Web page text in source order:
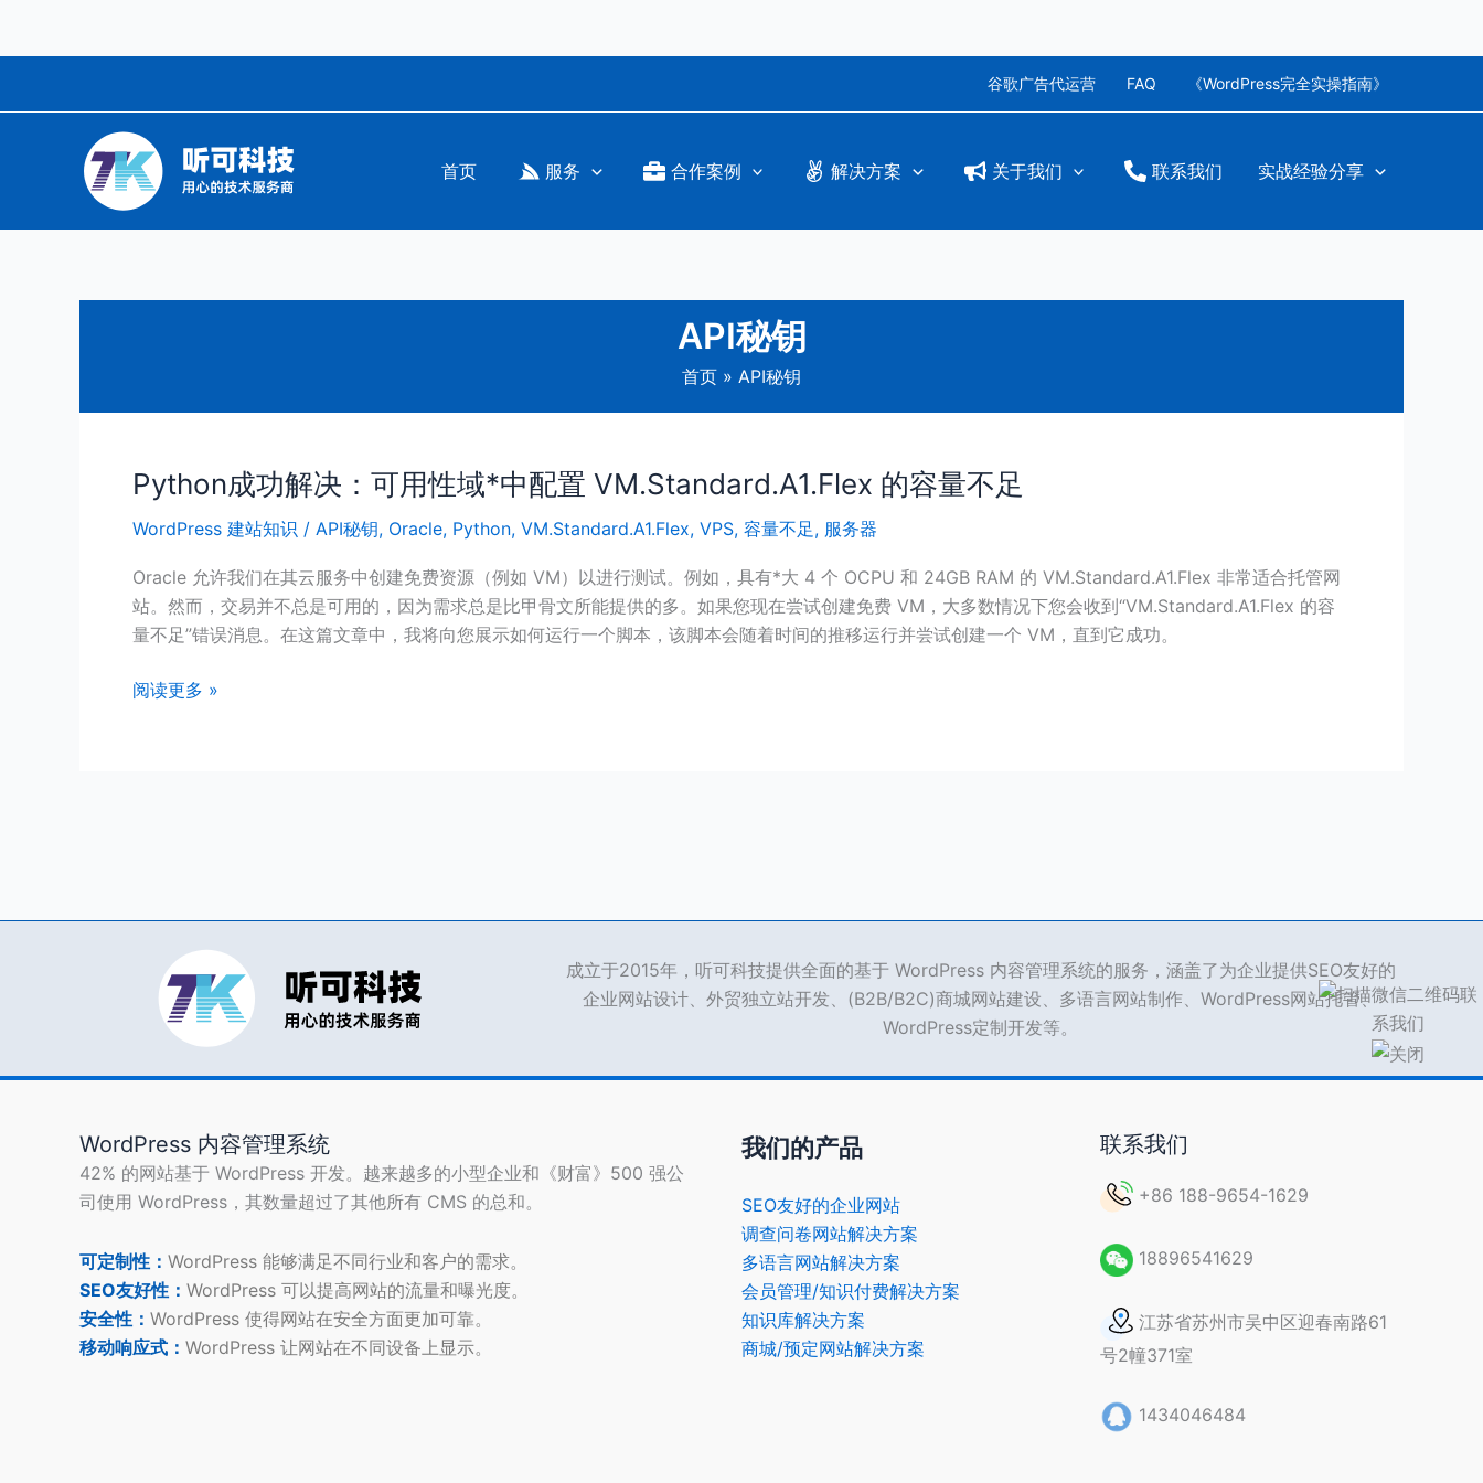
谷歌广告代运营 FAQ 《WordPress完全实操指南》
首页 服务 合作案例 解决方案 关于我们 联系我们 实战经验分享
API秘钥
首页 API秘钥
Python成功解决：可用性域*中配置 VM.Standard.A1.Flex 的容量不足
WordPress 建站知识 / API秘钥, Oracle, Python, VM.Standard.A1.Flex, VPS, 容量不足, 服务器
Oracle 允许我们在其云服务中创建免费资源（例如 VM）以进行测试。例如，具有*大 4 个 OCPU 和 24GB RAM 的 VM.Standard.A1.Flex 非常适合托管网
站。然而，交易并不总是可用的，因为需求总是比甲骨文所能提供的多。如果您现在尝试创建免费 VM，大多数情况下您会收到“VM.Standard.A1.Flex 的容
量不足”错误消息。在这篇文章中，我将向您展示如何运行一个脚本，该脚本会随着时间的推移运行并尝试创建一个 VM，直到它成功。
Python
功
解
决：
可
性
阅读更多 »
成立于2015年，听可科技提供全面的基于 WordPress 内容管理系统的服务，涵盖了为企业提供SEO友好的
企业网站设计、外贸独立站开发、(B2B/B2C)商城网站建设、多语言网站制作、WordPress网站托管、
WordPress定制开发等。
WordPress 内容管理系统
42% 的网站基于 WordPress 开发。越来越多的小型企业和《财富》500 强公
司使用 WordPress，其数量超过了其他所有 CMS 的总和。
可定制性： WordPress 能够满足不同行业和客户的需求。
SEO友好性： WordPress 可以提高网站的流量和曝光度。
安全性： WordPress 使得网站在安全方面更加可靠。
移动响应式： WordPress 让网站在不同设备上显示。
我们的产品
SEO友好的企业网站
调查问卷网站解决方案
多语言网站解决方案
会员管理/知识付费解决方案
知识库解决方案
商城/预定网站解决方案
联系我们
+86 188-9654-1629
18896541629
江苏省苏州市吴中区迎春南路61
号2幢371室
1434046484